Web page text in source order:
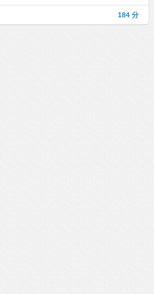
184 分